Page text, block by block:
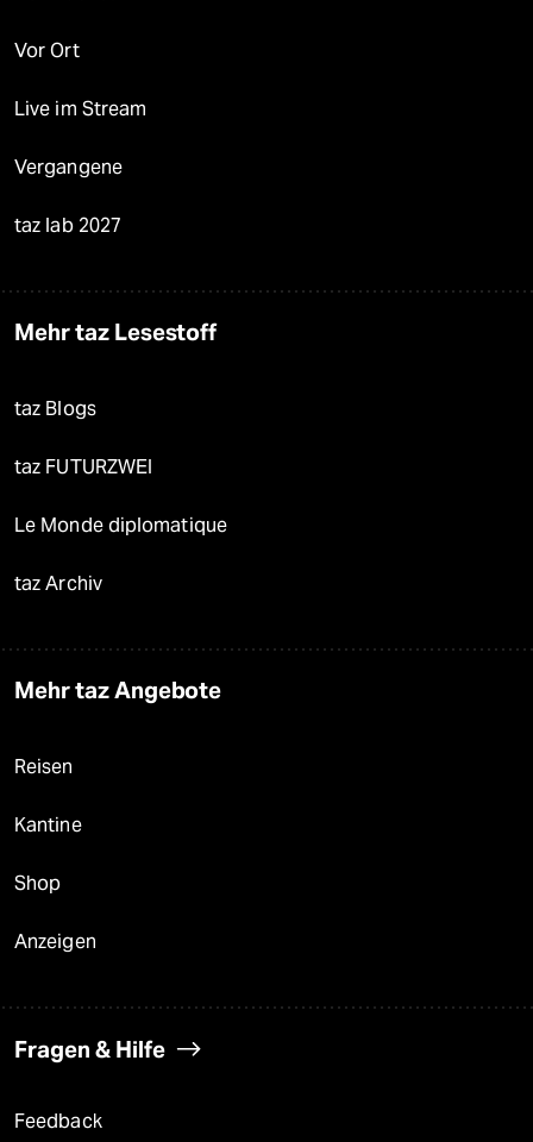
Vor Ort
Live im Stream
Vergangene
taz lab 2027
Mehr taz Lesestoff
taz Blogs
taz FUTURZWEI
Le Monde diplomatique
taz Archiv
Mehr taz Angebote
Reisen
Kantine
Shop
Anzeigen
Fragen & Hilfe
Feedback